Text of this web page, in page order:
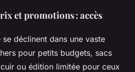
et promotions : accès
déclinent dans une vaste
pour petits budgets, sacs
ou édition limitée pour ceux